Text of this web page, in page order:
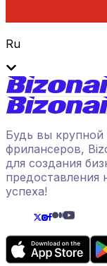
Ru
Будь вы
фрилансеров,
для создания
предоставления
успеха!